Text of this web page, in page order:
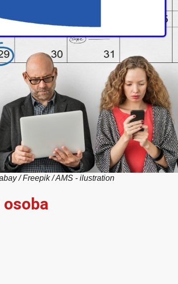
/ Freepik / AMS - ilustration